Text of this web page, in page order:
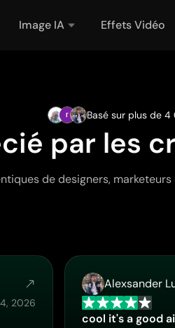
Image IA Effets Vidéo
Basé sur plus de
par les
de designers,
2026
Alexsander
cool it's a good